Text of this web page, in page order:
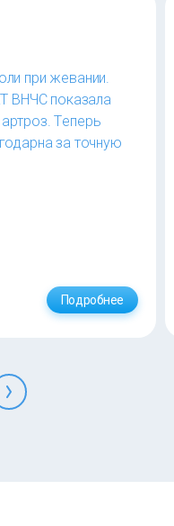
при жевании.
ВНЧС показала
Теперь
за точную
Подробнее